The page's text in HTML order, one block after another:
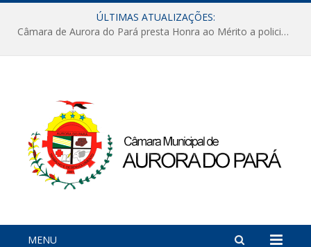
ÚLTIMAS ATUALIZAÇÕES:
Câmara de Aurora do Pará presta Honra ao Mérito a policiais militares em sessão marcada por reconhecimento e emoção
MENU